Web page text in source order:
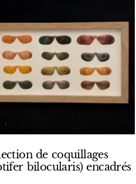
de coquillages
bilocularis) encadrés